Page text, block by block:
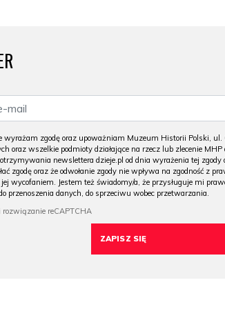
wyrażam zgodę oraz upoważniam Muzeum Historii Polski,
oraz wszelkie podmioty działające na rzecz lub zlecenie
newslettera dzieje.pl od dnia wyrażenia tej
zgodę oraz że odwołanie zgody nie wpływa na zgodność z
jej wycofaniem. Jestem też świadomy/a, że przysługuje mi
przenoszenia danych, do sprzeciwu wobec przetwarzania.